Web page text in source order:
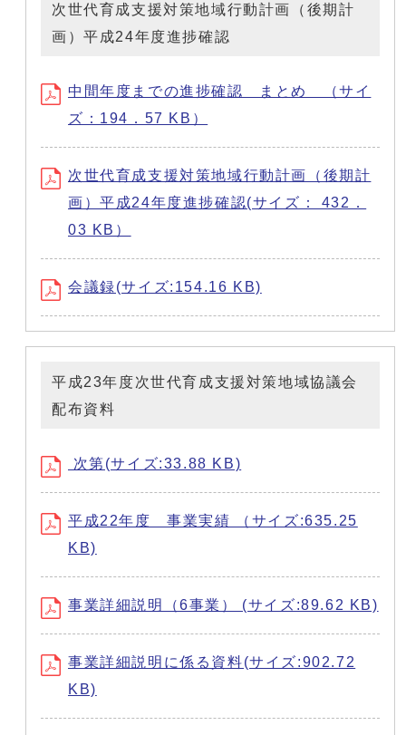
次世代育成支援対策地域行動計画（後期計
画）平成24年度進捗確認
中間年度までの進捗確認 まとめ （サイ
ズ：194．57 KB）
次世代育成支援対策地域行動計画（後期計
画）平成24年度進捗確認(サイズ： 432．
03 KB）
会議録(サイズ:154.16 KB)
平成23年度次世代育成支援対策地域協議会
配布資料
次第(サイズ:33.88 KB)
平成22年度 事業実績 （サイズ:635.25
KB)
事業詳細説明（6事業） (サイズ:89.62 KB)
事業詳細説明に係る資料(サイズ:902.72
KB)